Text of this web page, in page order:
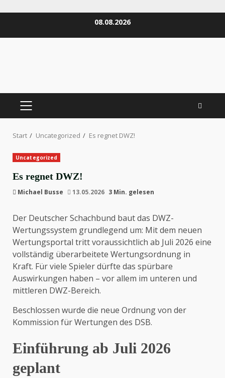
08.08.2026
PRIMÄRES
Start Uncategorized Es regnet DWZ!
Uncategorized
Es regnet DWZ!
Michael Busse 13.05.2026 3 Min. gelesen
Der Deutscher Schachbund baut das DWZ-
Wertungssystem grundlegend um: Mit dem neuen
Wertungsportal tritt voraussichtlich ab Juli 2026 eine
vollständig überarbeitete Wertungsordnung in
Kraft. Für viele Spieler dürfte das spürbare
Auswirkungen haben – vor allem im unteren und
mittleren DWZ-Bereich.
Beschlossen wurde die neue Ordnung von der
Kommission für Wertungen des DSB.
Einführung ab Juli 2026
geplant